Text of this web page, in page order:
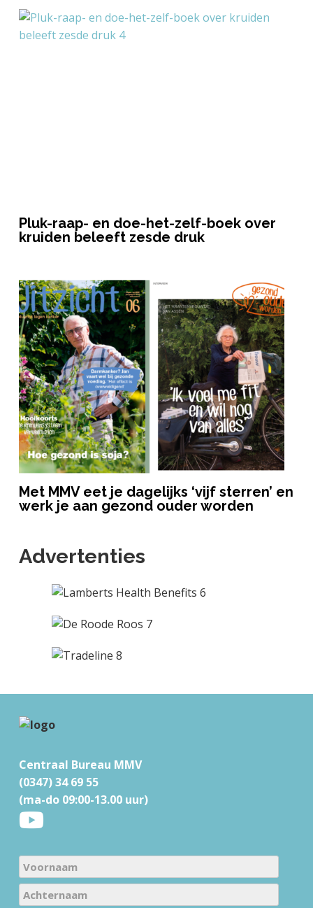
Pluk-raap- en doe-het-zelf-boek over
kruiden beleeft zesde druk
Met MMV eet je dagelijks ‘vijf sterren’ en
werk je aan gezond ouder worden
Advertenties
Centraal Bureau MMV
(0347) 34 69 55
(ma-do 09:00-13.00 uur)
N
a
m
V